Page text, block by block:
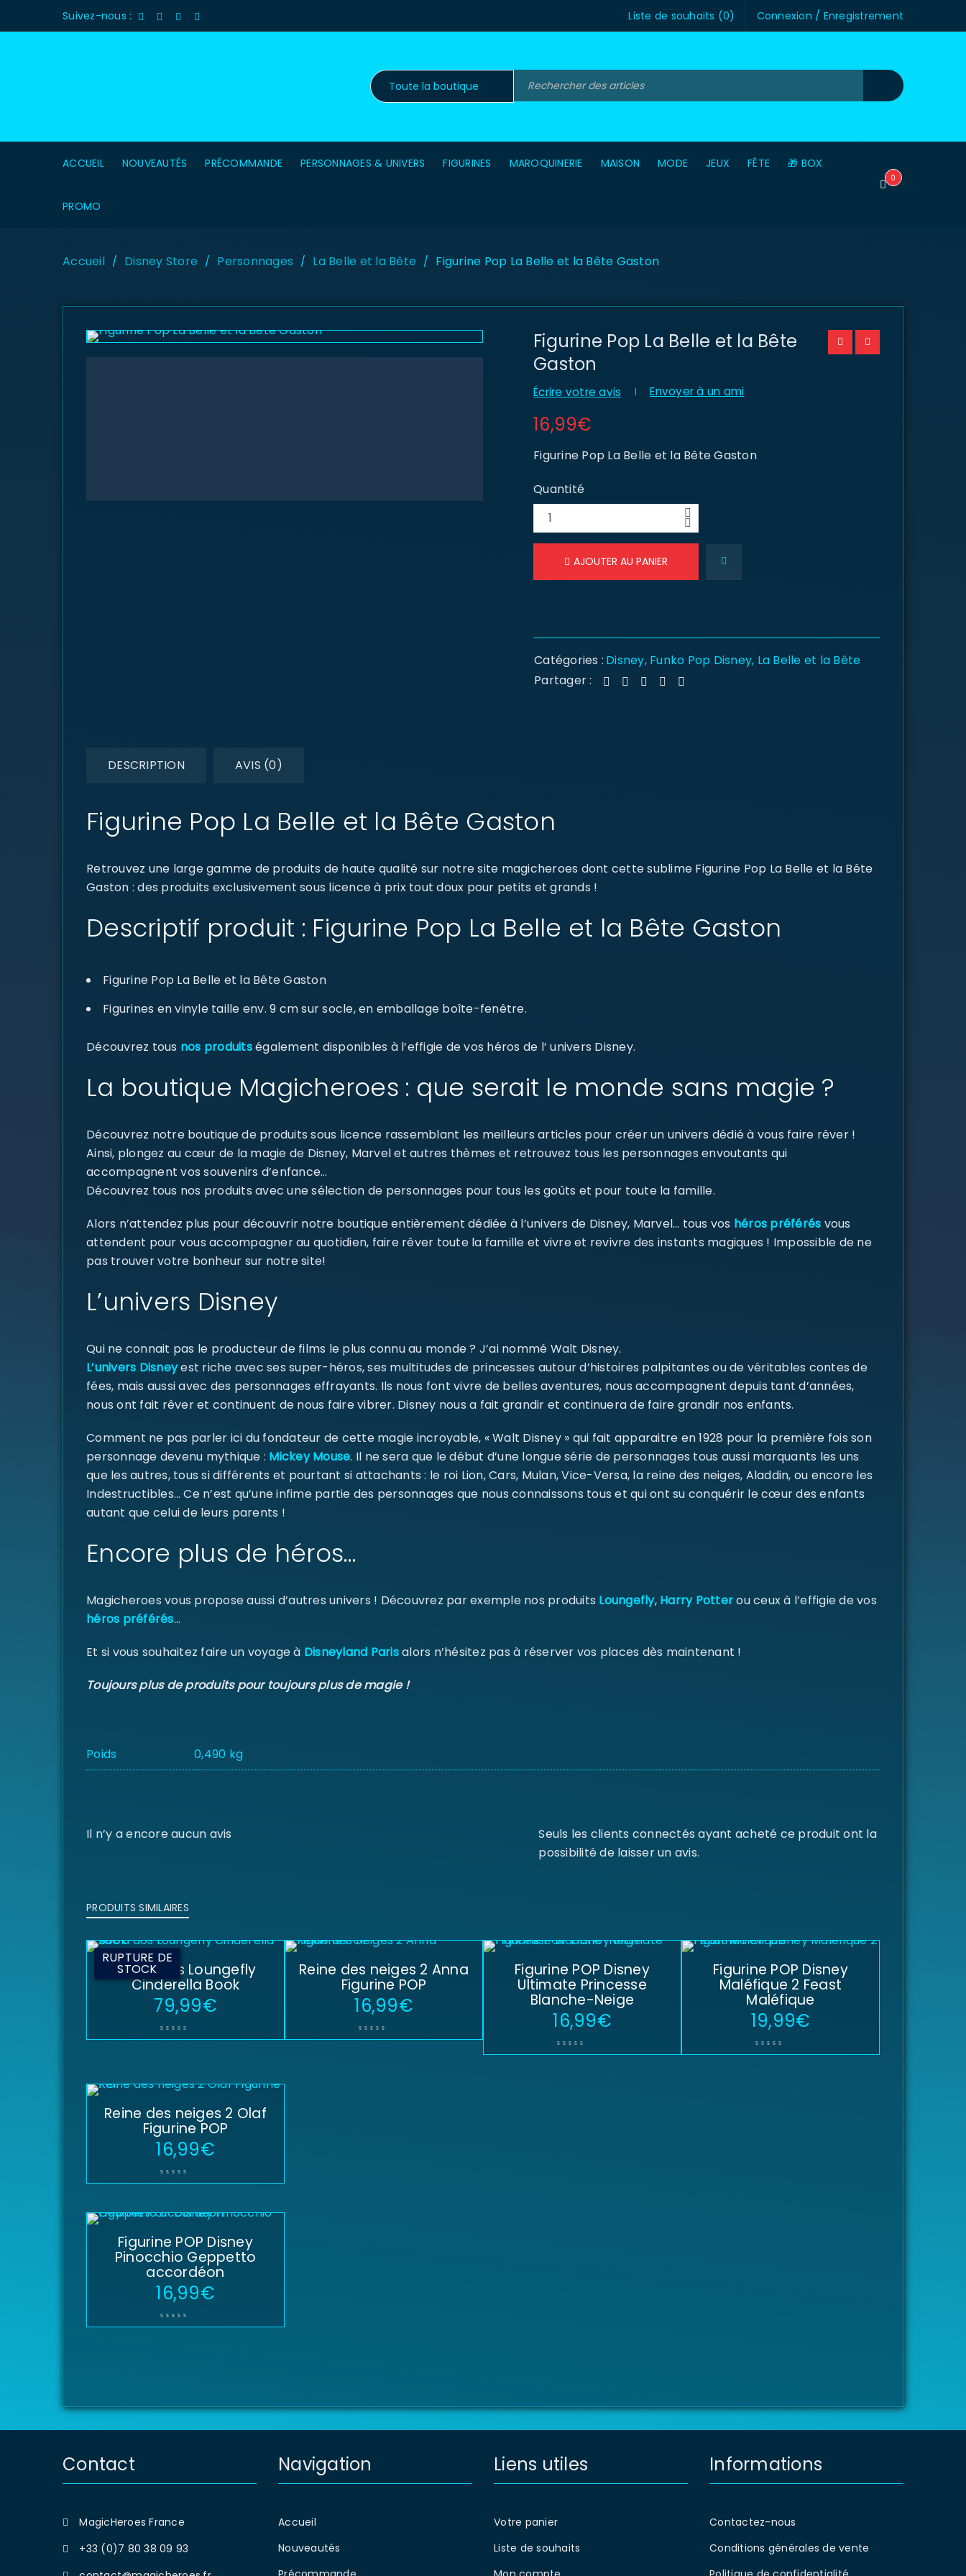
Suivez-nous : Connexion / Enregistrement
Liste de souhaits (0)
ACCUEIL NOUVEAUTÉS PRÉCOMMANDE PERSONNAGES & UNIVERS FIGURINES MAROQUINERIE MAISON MODE JEUX FÊTE 🎁 BOX
PROMO
0
Accueil / Disney Store / Personnages / La Belle et la Bête / Figurine Pop La Belle et la Bête Gaston
Figurine Pop La Belle et la Bête
Gaston
Écrire votre avis Envoyer à un ami
16,99€
Figurine Pop La Belle et la Bête Gaston
Quantité
AJOUTER AU PANIER
Catégories : Disney, Funko Pop Disney, La Belle et la Bête
Partager :
DESCRIPTION AVIS (0)
Figurine Pop La Belle et la Bête Gaston
Retrouvez une large gamme de produits de haute qualité sur notre site magicheroes dont cette sublime Figurine Pop La Belle et la Bête
Gaston : des produits exclusivement sous licence à prix tout doux pour petits et grands !
Descriptif produit : Figurine Pop La Belle et la Bête Gaston
Figurine Pop La Belle et la Bête Gaston
Figurines en vinyle taille env. 9 cm sur socle, en emballage boîte-fenêtre.
Découvrez tous nos produitségalement disponibles à l’effigie de vos héros de l’ univers Disney.
La boutique Magicheroes : que serait le monde sans magie ?
Découvrez notre boutique de produits sous licence rassemblant les meilleurs articles pour créer un univers dédié à vous faire rêver !
Ainsi, plongez au cœur de la magie de Disney, Marvel et autres thèmes et retrouvez tous les personnages envoutants qui
accompagnent vos souvenirs d’enfance…
Découvrez tous nos produits avec une sélection de personnages pour tous les goûts et pour toute la famille.
Alors n’attendez plus pour découvrir notre boutique entièrement dédiée à l’univers de Disney, Marvel… tous vos héros préférés vous
attendent pour vous accompagner au quotidien, faire rêver toute la famille et vivre et revivre des instants magiques ! Impossible de ne
pas trouver votre bonheur sur notre site!
L’univers Disney
Qui ne connait pas le producteur de films le plus connu au monde ? J’ai nommé Walt Disney.
L’univers Disneyest riche avec ses super-héros, ses multitudes de princesses autour d’histoires palpitantes ou de véritables contes de
fées, mais aussi avec des personnages effrayants. Ils nous font vivre de belles aventures, nous accompagnent depuis tant d’années,
nous ont fait rêver et continuent de nous faire vibrer. Disney nous a fait grandir et continuera de faire grandir nos enfants.
Comment ne pas parler ici du fondateur de cette magie incroyable, « Walt Disney » qui fait apparaitre en 1928 pour la première fois son
personnage devenu mythique : Mickey Mouse. Il ne sera que le début d’une longue série de personnages tous aussi marquants les uns
que les autres, tous si différents et pourtant si attachants : le roi Lion, Cars, Mulan, Vice-Versa, la reine des neiges, Aladdin, ou encore les
Indestructibles… Ce n’est qu’une infime partie des personnages que nous connaissons tous et qui ont su conquérir le cœur des enfants
autant que celui de leurs parents !
Encore plus de héros…
Magicheroes vous propose aussi d’autres univers ! Découvrez par exemple nos produits Loungefly,Harry Potterou ceux à l’effigie de vos
héros préférés…
Et si vous souhaitez faire un voyage à Disneyland Parisalors n’hésitez pas à réserver vos places dès maintenant !
Toujours plus de produits pour toujours plus de magie !
Poids 0,490 kg
Il n’y a encore aucun avis
Seuls les clients connectés ayant acheté ce produit ont la
possibilité de laisser un avis.
PRODUITS SIMILAIRES
RUPTURE DE
STOCK
Sac à dos Loungefly
Cinderella Book
79,99€
Reine des neiges 2 Anna
Figurine POP
16,99€
Figurine POP Disney
Ultimate Princesse
Blanche-Neige
16,99€
Figurine POP Disney
Maléfique 2 Feast
Maléfique
19,99€
Reine des neiges 2 Olaf
Figurine POP
16,99€
Figurine POP Disney
Pinocchio Geppetto
accordéon
16,99€
Contact
MagicHeroes France
+33 (0)7 80 38 09 93
Navigation
Accueil
Nouveautés
Liens utiles
Votre panier
Liste de souhaits
Informations
Contactez-nous
Conditions générales de vente